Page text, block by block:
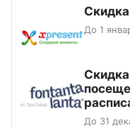
До 1
До 31